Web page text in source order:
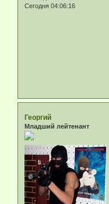
Сегодня 04:06:16
Георгий
Младший лейтенант